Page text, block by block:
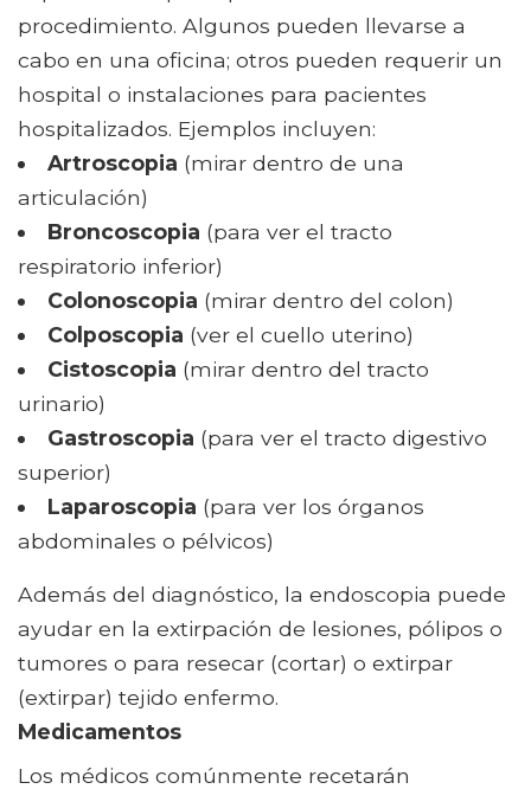
procedimiento. Algunos pueden llevarse a
cabo en una oficina; otros pueden requerir un
hospital o instalaciones para pacientes
hospitalizados. Ejemplos incluyen:
Artroscopia (mirar dentro de una
articulación)
Broncoscopia (para ver el tracto
respiratorio inferior)
Colonoscopia (mirar dentro del colon)
Colposcopia (ver el cuello uterino)
Cistoscopia (mirar dentro del tracto
urinario)
Gastroscopia (para ver el tracto digestivo
superior)
Laparoscopia (para ver los órganos
abdominales o pélvicos)
Además del diagnóstico, la endoscopia puede
ayudar en la extirpación de lesiones, pólipos o
tumores o para resecar (cortar) o extirpar
(extirpar) tejido enfermo.
Medicamentos
Los médicos comúnmente recetarán